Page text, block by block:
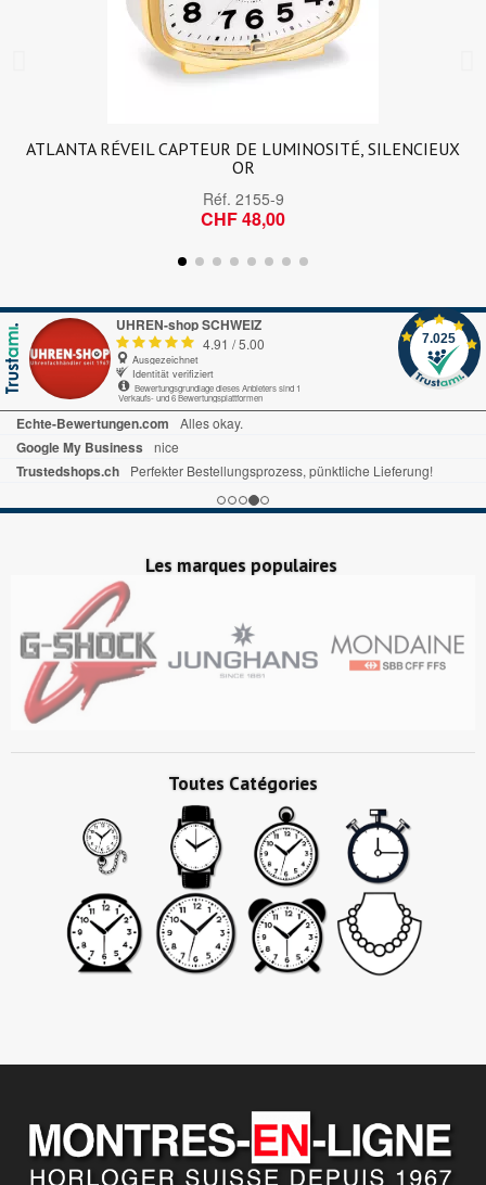
ATLANTA RÉVEIL CAPTEUR DE LUMINOSITÉ, SILENCIEUX
OR
Réf. 2155-9
CHF 48,00
UHREN-shop SCHWEIZ
4.91 /5.00
Ausgezeichnet
Identität verifiziert
Bewertungsgrundlage dieses Anbieters sind 1
Verkaufs- und 6 Bewertungsplattformen
7.025
Echte-Bewertungen.com Alles okay.
Google My Business nice
Trustedshops.ch Perfekter Bestellungsprozess, pünktliche Lieferung!
Les marques populaires
Toutes Catégories